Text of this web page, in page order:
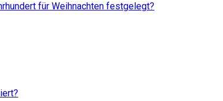
für Weihnachten festgelegt?